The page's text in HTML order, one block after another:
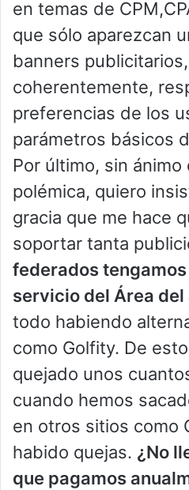
en temas de
que sólo aparezcan
banners
coherentemente,
preferencias de los
parámetros básicos
Por último, sin
polémica, quiero
gracia que me hace
soportar tanta
federados
servicio del Área
todo habiendo
como Golfity. De
quejado unos
cuando hemos
en otros sitios como
habido quejas. ¿No
que pagamos